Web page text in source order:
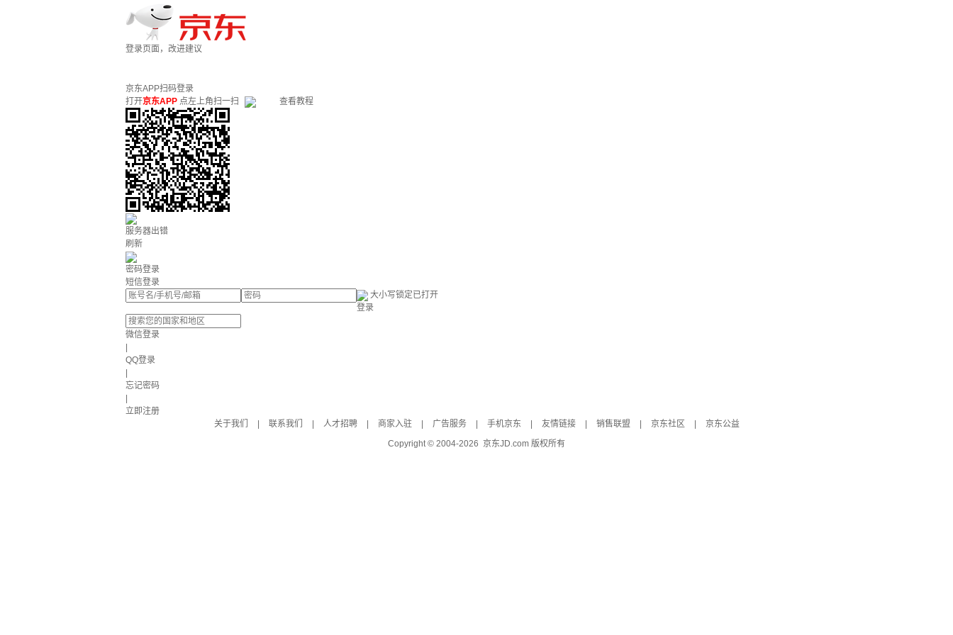
登录页面，改进建议
京东APP扫码登录
打开京东APP 点左上角扫一扫 查看教程
服务器出错
刷新
密码登录
短信登录
大小写锁定已打开
登录
微信登录
QQ登录
忘记密码
立即注册
关于我们
联系我们 人才招聘 商家入驻 广告服务 手机京东 友情链接 销售联盟 京东社区
京东公益
Copyright © 2004-2026 京东JD.com 版权所有